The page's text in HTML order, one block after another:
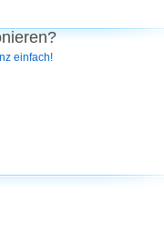
einfach!